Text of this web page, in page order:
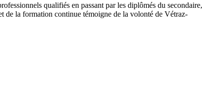
qualifiés en passant par les diplômés du secondaire,
de la formation continue témoigne de la volonté de Vétraz-